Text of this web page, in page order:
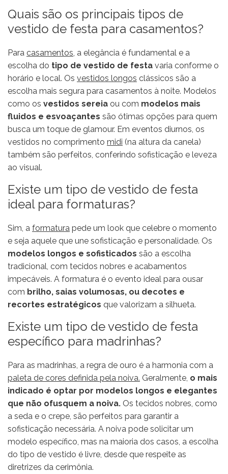
Quais são os principais tipos de
vestido de festa para casamentos?
Para casamentos, a elegância é fundamental e a
escolha do tipo de vestido de festa varia conforme o
horário e local. Os vestidos longos clássicos são a
escolha mais segura para casamentos à noite. Modelos
como os vestidos sereia ou com modelos mais
fluidos e esvoaçantes são ótimas opções para quem
busca um toque de glamour. Em eventos diurnos, os
vestidos no comprimento midi (na altura da canela)
também são perfeitos, conferindo sofisticação e leveza
ao visual.
Existe um tipo de vestido de festa
ideal para formaturas?
Sim, a formatura pede um look que celebre o momento
e seja aquele que une sofisticação e personalidade. Os
modelos longos e sofisticados são a escolha
tradicional, com tecidos nobres e acabamentos
impecáveis. A formatura é o evento ideal para ousar
com brilho, saias volumosas, ou decotes e
recortes estratégicos que valorizam a silhueta.
Existe um tipo de vestido de festa
específico para madrinhas?
Para as madrinhas, a regra de ouro é a harmonia com a
paleta de cores definida pela noiva. Geralmente, o mais
indicado é optar por modelos longos e elegantes
que não ofusquem a noiva. Os tecidos nobres, como
a seda e o crepe, são perfeitos para garantir a
sofisticação necessária. A noiva pode solicitar um
modelo específico, mas na maioria dos casos, a escolha
do tipo de vestido é livre, desde que respeite as
diretrizes da cerimônia.